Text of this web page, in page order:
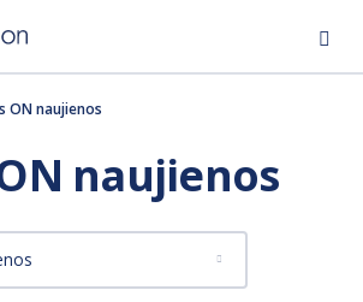
ON naujienos
naujienos